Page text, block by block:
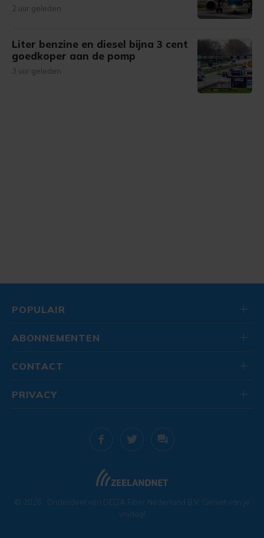
2 uur geleden
Liter benzine en diesel bijna 3 cent
goedkoper aan de pomp
3 uur geleden
POPULAIR
ABONNEMENTEN
CONTACT
© 2026 . Onderdeel van DELTA Fiber Nederland B.V. Geniet van je
vrijdag!
PRIVACY